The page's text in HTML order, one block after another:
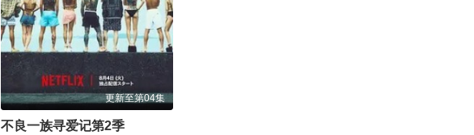
更新至第04集
不良一族寻爱记第2季